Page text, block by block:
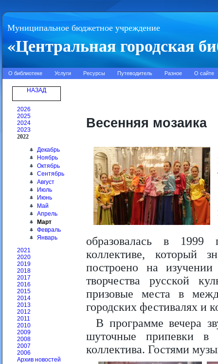
Муниципальное бюджетное учреждение
«Центральная городская
О библиотеке Услуги Ресурсы Путеводитель Разное О сайте
НАЗАД
2026
2025
2024
2023
2022
Декабрь
Ноябрь
Октябрь
Сентябрь
Август
Июль
Июнь
Май
Апрель
Март
Февраль
Январь
2021
2020
2019
2018
2017
2016
2015
2014
2013
2012
2011
2010
2009
2008
2007
2006
Архив новостей
Весенняя мозаика
образовалась в
коллективе, который
построено на
творчества русской
призовые места в
городских фестивалях и
В программе вечера
шуточные припевки в
коллектива. Гостями